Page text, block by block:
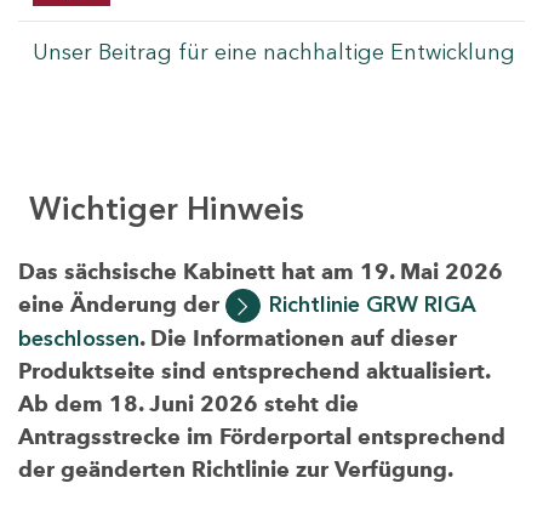
Unser Beitrag für eine nachhaltige Entwicklung
Wichtiger Hinweis
Das sächsische Kabinett hat am 19. Mai 2026
eine Änderung der
Richtlinie GRW RIGA
beschlossen. Die Informationen auf dieser
Produktseite sind entsprechend aktualisiert.
Ab dem 18. Juni 2026 steht die
Antragsstrecke im Förderportal entsprechend
der geänderten Richtlinie zur Verfügung.